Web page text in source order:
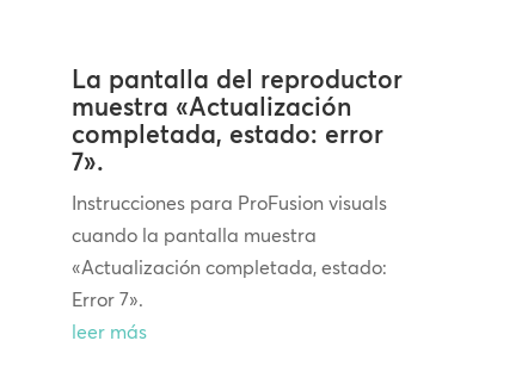
La pantalla del reproductor
muestra «Actualización
completada, estado: error
7».
Instrucciones para ProFusion visuals
cuando la pantalla muestra
«Actualización completada, estado:
Error 7».
leer más